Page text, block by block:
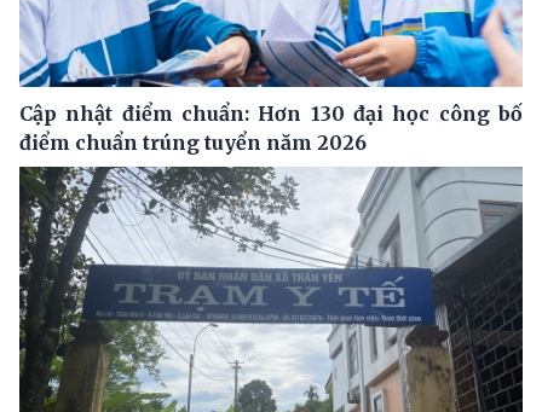
Cập nhật điểm chuẩn: Hơn 130 đại học công bố
điểm chuẩn trúng tuyển năm 2026